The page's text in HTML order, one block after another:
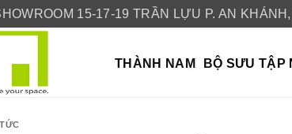
15-17-19 TRẦN LỰU P. AN
THÀNH NAM BỘ SƯU TẬP